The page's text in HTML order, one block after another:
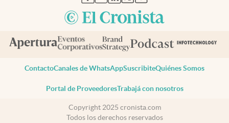
ContactoCanales de WhatsAppSuscribiteQuiénes Somos
Portal de ProveedoresTrabajá con nosotros
Copyright 2025 cronista.com
Todos los derechos reservados